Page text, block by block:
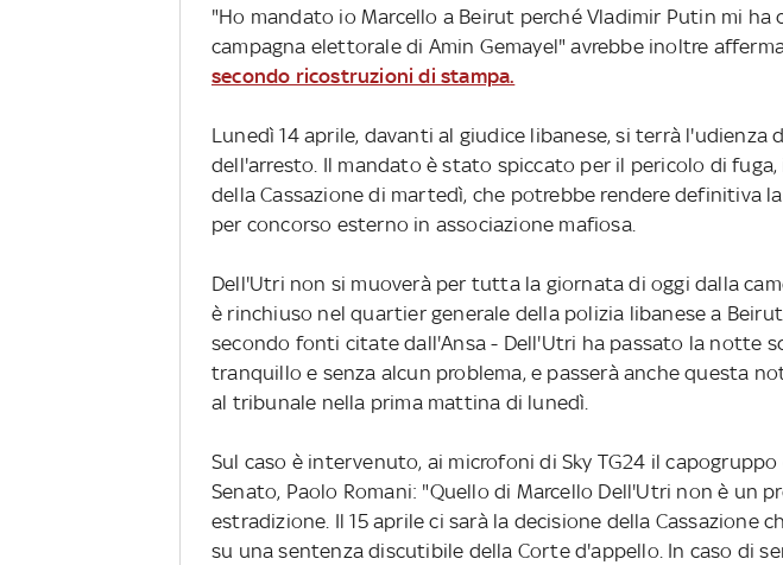
"Ho mandato io Marcello a Beirut perché Vladimir Putin mi ha
campagna elettorale di Amin Gemayel" avrebbe inoltre
secondo ricostruzioni di stampa.
Lunedì 14 aprile, davanti al giudice libanese, si terrà l'udienza
dell'arresto. Il mandato è stato spiccato per il pericolo di fuga,
della Cassazione di martedì, che potrebbe rendere definitiva
per concorso esterno in associazione mafiosa.
Dell'Utri non si muoverà per tutta la giornata di oggi dalla
è rinchiuso nel quartier generale della polizia libanese a
secondo fonti citate dall'Ansa - Dell'Utri ha passato la notte
tranquillo e senza alcun problema, e passerà anche questa
al tribunale nella prima mattina di lunedì.
Sul caso è intervenuto, ai microfoni di Sky TG24 il
Senato, Paolo Romani: "Quello di Marcello Dell'Utri non è un
estradizione. Il 15 aprile ci sarà la decisione della Cassazione
su una sentenza discutibile della Corte d'appello. In caso di